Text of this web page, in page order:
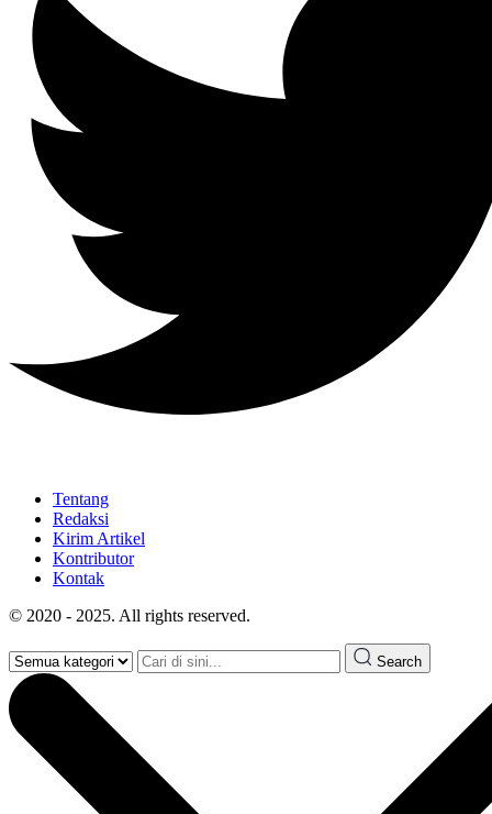
Tentang
Redaksi
Kirim Artikel
Kontributor
Kontak
© 2020 - 2025. All rights reserved.
Search